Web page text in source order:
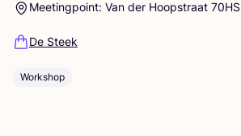
Meetingpoint: Van der Hoopstraat 70HS
De Steek
Workshop